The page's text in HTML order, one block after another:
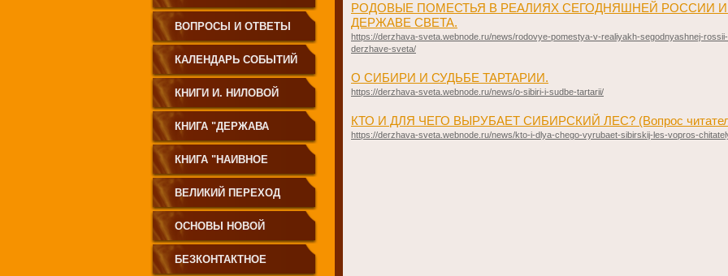
РОДОВЫЕ ПОМЕСТЬЯ В РЕАЛИЯХ СЕГОДНЯШНЕЙ РОССИИ
ДЕРЖАВЕ СВЕТА.
https://derzhava-sveta.webnode.ru/news/rodovye-pomestya-v-realiyakh-segodnyashnej-
derzhave-sveta/
О СИБИРИ И СУДЬБЕ ТАРТАРИИ.
https://derzhava-sveta.webnode.ru/news/o-sibiri-i-sudbe-tartarii/
КТО И ДЛЯ ЧЕГО ВЫРУБАЕТ СИБИРСКИЙ ЛЕС? (Вопрос
https://derzhava-sveta.webnode.ru/news/kto-i-dlya-chego-vyrubaet-sibirskij-les-vopros-
ВОПРОСЫ И ОТВЕТЫ
КАЛЕНДАРЬ СОБЫТИЙ
КНИГИ И. НИЛОВОЙ
КНИГА "ДЕРЖАВА
СВЕТА
КНИГА "НАИВНОЕ
СВЕТОПРЕСТАВЛЕНИЕ"
ВЕЛИКИЙ ПЕРЕХОД
ОСНОВЫ НОВОЙ
ЦИВИЛИЗАЦИИ
БЕЗКОНТАКТНОЕ